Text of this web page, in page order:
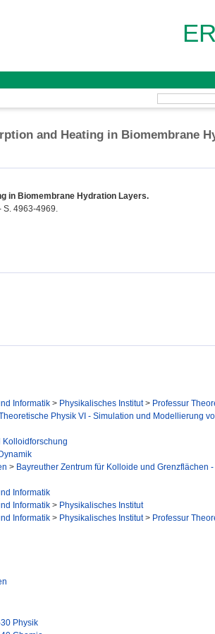
and Heating in Biomembrane
in Biomembrane Hydration Layers.
S. 4963-4969.
Informatik > Physikalisches Institut> Professur
Physik VI - Simulation und Modellierung
Kolloidforschung
> Bayreuther Zentrum für Kolloide und Grenzflächen -
Informatik
Informatik > Physikalisches Institut
Informatik > Physikalisches Institut> Professur
Physik